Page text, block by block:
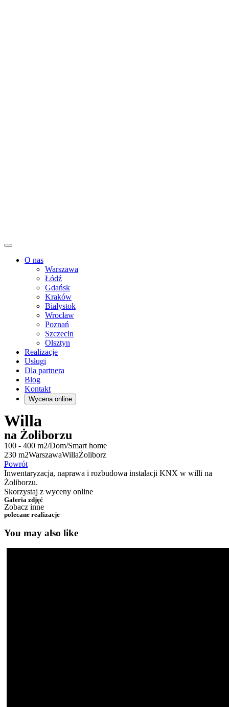
O nas
Warszawa
Łódź
Gdańsk
Kraków
Białystok
Wrocław
Poznań
Szczecin
Olsztyn
Realizacje
Usługi
Dla partnera
Blog
Kontakt
Wycena online
Willa
na Żoliborzu
100 - 400 m2/Dom/Smart home
230 m2WarszawaWillaŻoliborz
Powrót
Inwentaryzacja, naprawa i rozbudowa instalacji KNX w willi na
Żoliborzu.
Skorzystaj z wyceny online
Galeria zdjęć
Zobacz inne
polecane realizacje
You may also like